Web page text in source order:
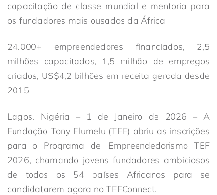
capacitação de classe mundial e mentoria para
os fundadores mais ousados da África
24.000+ empreendedores financiados, 2,5
milhões capacitados, 1,5 milhão de empregos
criados, US$4,2 bilhões em receita gerada desde
2015
Lagos, Nigéria – 1 de Janeiro de 2026 – A
Fundação Tony Elumelu (TEF) abriu as inscrições
para o Programa de Empreendedorismo TEF
2026, chamando jovens fundadores ambiciosos
de todos os 54 países Africanos para se
candidatarem agora no TEFConnect.